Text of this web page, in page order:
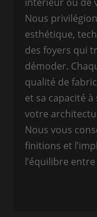
Nous
esthétique,
des foyers qui
démoder.
qualité de
et sa capacité
votre
Nous vous
finitions et
l’équilibre